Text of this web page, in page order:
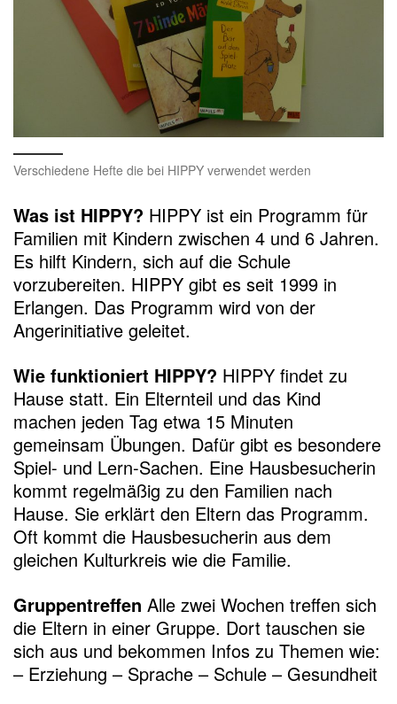
Verschiedene Hefte die bei HIPPY verwendet werden
Was ist HIPPY? HIPPY ist ein Programm für
Familien mit Kindern zwischen 4 und 6 Jahren.
Es hilft Kindern, sich auf die Schule
vorzubereiten. HIPPY gibt es seit 1999 in
Erlangen. Das Programm wird von der
Angerinitiative geleitet.
Wie funktioniert HIPPY? HIPPY findet zu
Hause statt. Ein Elternteil und das Kind
machen jeden Tag etwa 15 Minuten
gemeinsam Übungen. Dafür gibt es besondere
Spiel- und Lern-Sachen. Eine Hausbesucherin
kommt regelmäßig zu den Familien nach
Hause. Sie erklärt den Eltern das Programm.
Oft kommt die Hausbesucherin aus dem
gleichen Kulturkreis wie die Familie.
Gruppentreffen Alle zwei Wochen treffen sich
die Eltern in einer Gruppe. Dort tauschen sie
sich aus und bekommen Infos zu Themen wie:
– Erziehung – Sprache – Schule – Gesundheit